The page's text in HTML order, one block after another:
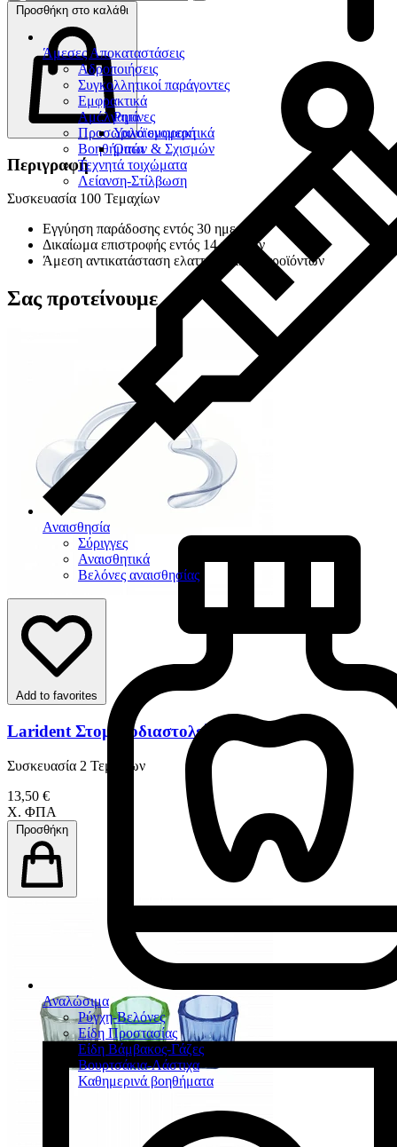
Άμεσες Αποκαταστάσεις
Αδροποιήσεις
Συγκολλητικοί παράγοντες
Εμφρακτικά
Ρητίνες
Υαλοϊονομερή
Οπών & Σχισμών
Αμάλγαμα
Προσωρινά εμφρακτικά
Βοηθήματα
Τεχνητά τοιχώματα
Λείανση-Στίλβωση
Αναισθησία
Σύριγγες
Αναισθητικά
Βελόνες αναισθησίας
Αναλώσιμα
Ρύγχη-Βελόνες
Είδη Προστασίας
Είδη Βάμβακος-Γάζες
Βουρτσάκια-Λάστιχα
Καθημερινά βοηθήματα
Προσθήκη στο καλάθι
Περιγραφή
Συσκευασία 100 Τεμαχίων
Εγγύηση παράδοσης εντός 30 ημερών
Δικαίωμα επιστροφής εντός 14 ημερών
Άμεση αντικατάσταση ελαττωματικών προϊόντων
Σας προτείνουμε
Add to favorites
Larident Στοµατοδιαστολείς
Συσκευασία 2 Τεμαχίων
13,50 €
Χ. ΦΠΑ
Προσθήκη